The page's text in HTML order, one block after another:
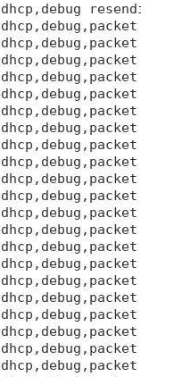
dhcp,debug resending..
dhcp,debug,packet
dhcp,debug,packet
dhcp,debug,packet
dhcp,debug,packet  ->
dhcp,debug,packet  ->
dhcp,debug,packet
dhcp,debug,packet
dhcp,debug,packet
dhcp,debug,packet  ->
dhcp,debug,packet  ->
dhcp,debug,packet  ->
dhcp,debug,packet  ->
dhcp,debug,packet
dhcp,debug,packet
dhcp,debug,packet
dhcp,debug,packet
dhcp,debug,packet
dhcp,debug,packet
dhcp,debug,packet  ->
dhcp,debug,packet  ->
dhcp,debug,packet  ->